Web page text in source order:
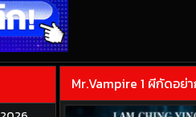
Mr.Vampire 1 ผีกัดอย่